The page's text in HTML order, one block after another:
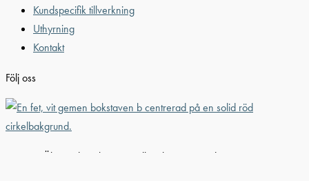
Kundspecifik tillverkning
Uthyrning
Kontakt
Följ oss
© 2026 Älvestad-Tanken AB. All Rights Reserved.